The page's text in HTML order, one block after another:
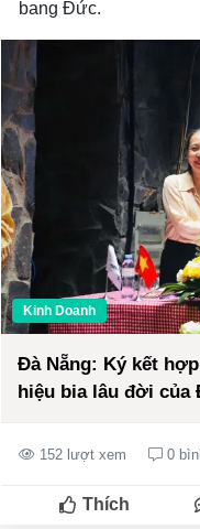
bang Đức.
Kinh Doanh
Đà Nẵng: Ký kết
hiệu bia lâu đời của
152 lượt xem 0
Thích